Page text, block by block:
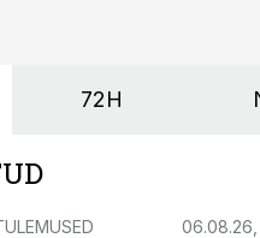
jaoks üheks
72H